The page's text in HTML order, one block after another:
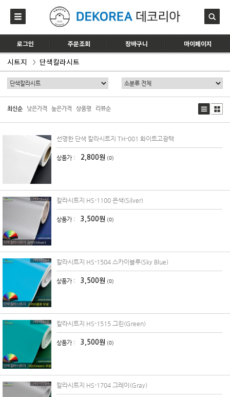
로그인 주문조회 장바구니 마이페이지
시트지 단색칼라시트
최신순 낮은가격 높은가격 상품명 리뷰순
선명한 단색 칼라시트지 TH-001 화이트고광택
상품가 : 2,800원 (0)
칼라시트지 HS-1100 은색(Silver)
상품가 : 3,500원 (0)
칼라시트지 HS-1504 스카이블루(Sky Blue)
상품가 : 3,500원 (0)
칼라시트지 HS-1515 그린(Green)
상품가 : 3,500원 (0)
칼라시트지 HS-1704 그레이(Gray)